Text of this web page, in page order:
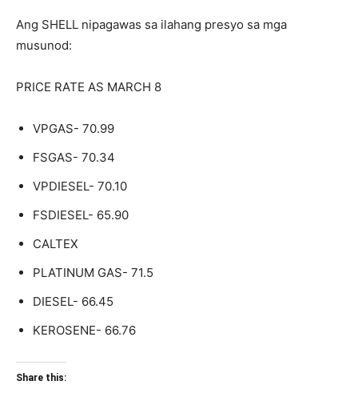
Ang SHELL nipagawas sa ilahang presyo sa mga
musunod:
PRICE RATE AS MARCH 8
VPGAS- 70.99
FSGAS- 70.34
VPDIESEL- 70.10
FSDIESEL- 65.90
CALTEX
PLATINUM GAS- 71.5
DIESEL- 66.45
KEROSENE- 66.76
Share this: